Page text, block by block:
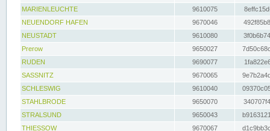
MARIENLEUCHTE
9610075
NEUENDORF HAFEN
9670046
NEUSTADT
9610080
Prerow
9650027
RUDEN
9690077
SASSNITZ
9670065
SCHLESWIG
9610040
STAHLBRODE
9650070
STRALSUND
9650043
THIESSOW
9670067